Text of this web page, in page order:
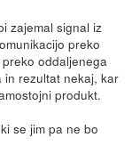
zajemal signal iz
preko
oddaljenega
in rezultat nekaj, kar
produkt.
se jim pa ne bo